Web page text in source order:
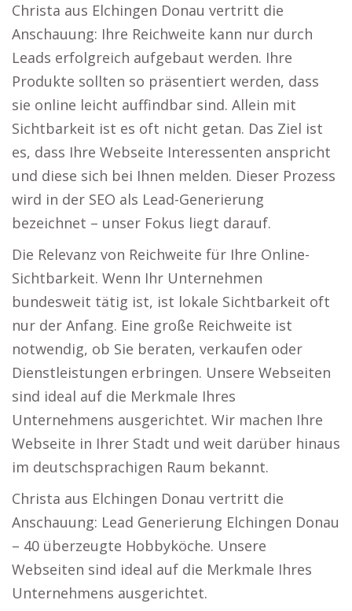
Christa aus Elchingen Donau vertritt die
Anschauung: Ihre Reichweite kann nur durch
Leads erfolgreich aufgebaut werden. Ihre
Produkte sollten so präsentiert werden, dass
sie online leicht auffindbar sind. Allein mit
Sichtbarkeit ist es oft nicht getan. Das Ziel ist
es, dass Ihre Webseite Interessenten anspricht
und diese sich bei Ihnen melden. Dieser Prozess
wird in der SEO als Lead-Generierung
bezeichnet – unser Fokus liegt darauf.
Die Relevanz von Reichweite für Ihre Online-
Sichtbarkeit. Wenn Ihr Unternehmen
bundesweit tätig ist, ist lokale Sichtbarkeit oft
nur der Anfang. Eine große Reichweite ist
notwendig, ob Sie beraten, verkaufen oder
Dienstleistungen erbringen. Unsere Webseiten
sind ideal auf die Merkmale Ihres
Unternehmens ausgerichtet. Wir machen Ihre
Webseite in Ihrer Stadt und weit darüber hinaus
im deutschsprachigen Raum bekannt.
Christa aus Elchingen Donau vertritt die
Anschauung: Lead Generierung Elchingen Donau
– 40 überzeugte Hobbyköche. Unsere
Webseiten sind ideal auf die Merkmale Ihres
Unternehmens ausgerichtet.